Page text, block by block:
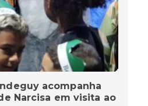
acompanha
Narcisa em visita ao